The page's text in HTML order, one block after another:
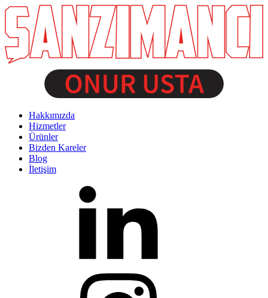
Hakkımızda
Hizmetler
Ürünler
Bizden Kareler
Blog
İletişim